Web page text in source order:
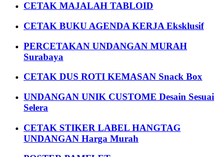
CETAK MAJALAH TABLOID
CETAK BUKU AGENDA KERJA Eksklusif
PERCETAKAN UNDANGAN MURAH
Surabaya
CETAK DUS ROTI KEMASAN Snack Box
UNDANGAN UNIK CUSTOME Desain Sesuai
Selera
CETAK STIKER LABEL HANGTAG
UNDANGAN Harga Murah